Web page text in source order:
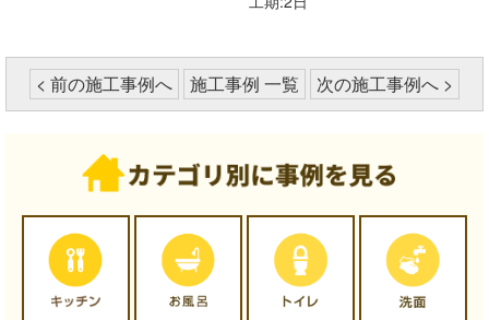
< 前の施工事例へ 施工事例 一覧 次の施工事例へ >